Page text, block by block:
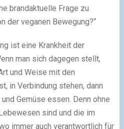
brandaktuelle Frage zu
der veganen Bewegung?“
ist eine Krankheit der
man sich dagegen stellt,
und Weise mit den
in Verbindung stehen, dann
Gemüse essen. Denn ohne
sind und die im
immer auch verantwortlich für